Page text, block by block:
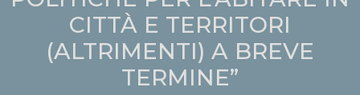
CITTÀ E TERRITORI
(ALTRIMENTI) A BREVE
TERMINE”